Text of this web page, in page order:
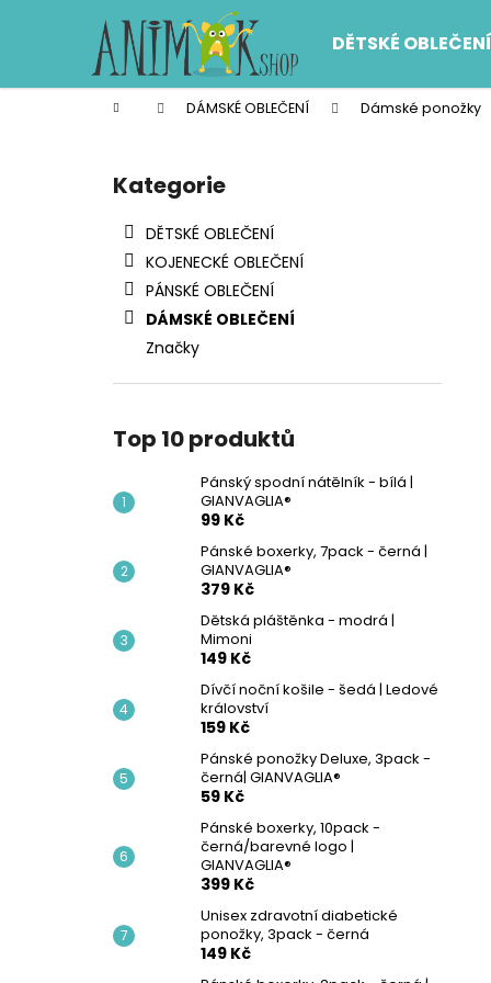
DĚTSKÉ OBLEČENÍ
Domů DÁMSKÉ OBLEČENÍ Dámské ponožky
Přeskočit
kategorie
Kategorie
DĚTSKÉ OBLEČENÍ
KOJENECKÉ OBLEČENÍ
PÁNSKÉ OBLEČENÍ
DÁMSKÉ OBLEČENÍ
Značky
Top 10 produktů
Pánský spodní nátělník - bílá |
GIANVAGLIA®
99 Kč
Pánské boxerky, 7pack - černá |
GIANVAGLIA®
379 Kč
Dětská pláštěnka - modrá |
Mimoni
149 Kč
Dívčí noční košile - šedá | Ledové
království
159 Kč
Pánské ponožky Deluxe, 3pack -
černá| GIANVAGLIA®
59 Kč
Pánské boxerky, 10pack -
černá/barevné logo |
GIANVAGLIA®
399 Kč
Unisex zdravotní diabetické
ponožky, 3pack - černá
149 Kč
í
Zpět
do
Zpět
do
PÁNSKÝ SPODNÍ NÁTĚLNÍK - BÍLÁ |
GIANVAGLIA®